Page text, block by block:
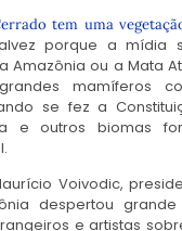
tem uma
porque a mídia
Amazônia ou a Mata
mamíferos
se fez a
e outros biomas
Voivodic,
despertou
e artistas